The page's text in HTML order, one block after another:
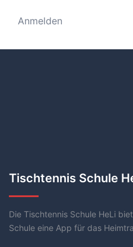
Anmelden
Tischtennis Schule
Die Tischtennis Schule HeLi
Schule eine App für das